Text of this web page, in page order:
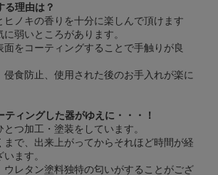
理由は？
ノキの香りを十分に楽しんで頂けます
弱いところがあります。
をコーティングすることで手触りが良
食防止、使用された後のお手入れが楽に
ィングした器がゆえに・・・！
とつ加工・塗装をしています。
で、出来上がってからそれほど時間が経
ます。
レタン塗料独特の匂いがすることがござ